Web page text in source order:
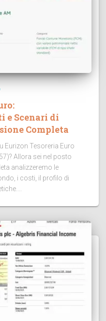
e Scenari di
Completa
Eurizon Tesoreria Euro
Allora sei nel posto
analizzeremo le
i costi, il profilo di